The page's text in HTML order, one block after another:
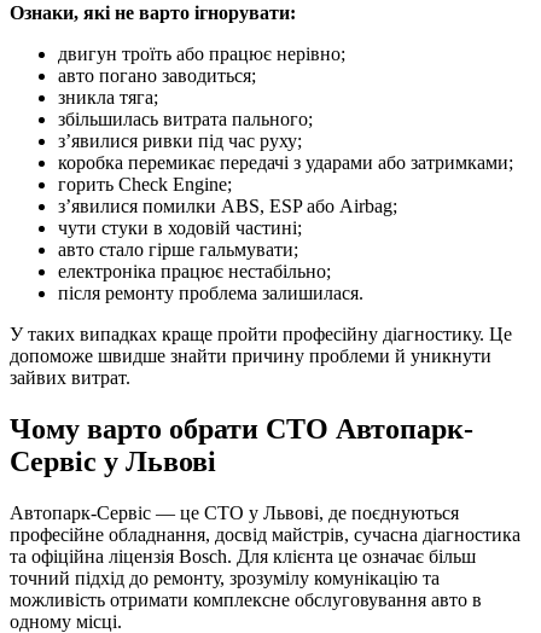
Ознаки, які не варто ігнорувати:
двигун троїть або працює нерівно;
авто погано заводиться;
зникла тяга;
збільшилась витрата пального;
з’явилися ривки під час руху;
коробка перемикає передачі з ударами або затримками;
горить Check Engine;
з’явилися помилки ABS, ESP або Airbag;
чути стуки в ходовій частині;
авто стало гірше гальмувати;
електроніка працює нестабільно;
після ремонту проблема залишилася.
У таких випадках краще пройти професійну діагностику. Це
допоможе швидше знайти причину проблеми й уникнути
зайвих витрат.
Чому варто обрати СТО Автопарк-
Сервіс у Львові
Автопарк-Сервіс — це СТО у Львові, де поєднуються
професійне обладнання, досвід майстрів, сучасна діагностика
та офіційна ліцензія Bosch. Для клієнта це означає більш
точний підхід до ремонту, зрозумілу комунікацію та
можливість отримати комплексне обслуговування авто в
одному місці.